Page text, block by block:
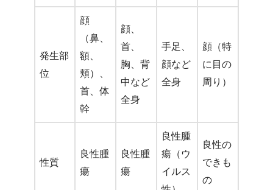
発生部
位
顔
（鼻、
額、
頬）、
首、体
幹
顔、
首、
胸、背
中など
全身
手足、
顔など
全身
顔（特
に目の
周り）
性質
良性腫
瘍
良性腫
瘍
良性腫
瘍（ウ
イルス
良性の
できも
の